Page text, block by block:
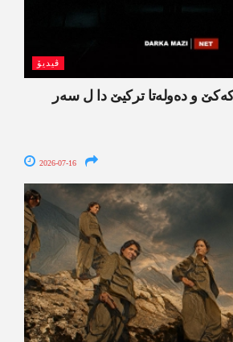
ڤیدیۆ
و دەولەتا ترکیێ دا ل سەر
2026-07-16